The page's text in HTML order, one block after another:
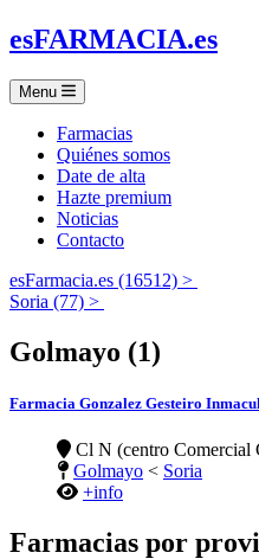
esFARMACIA.es
Menu
Farmacias
Quiénes somos
Date de alta
Hazte premium
Noticias
Contacto
esFarmacia.es (16512) >
Soria (77) >
Golmayo (1)
Farmacia Gonzalez Gesteiro
Cl N (centro Comercial
Golmayo < Soria
+info
Farmacias por